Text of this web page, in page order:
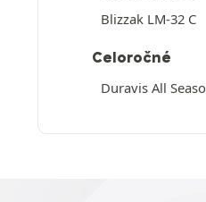
Blizzak LM-32 C
Celoročné
Duravis All